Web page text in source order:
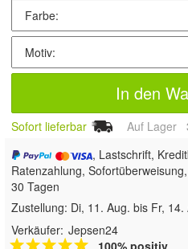
In den
Sofort lieferbar Auf Lager
, Lastschrift,
Ratenzahlung,
30 Tagen
Zustellung: Di, 11. Aug. bis Fr, 14.
Verkäufer: Jepsen24
100% positiv